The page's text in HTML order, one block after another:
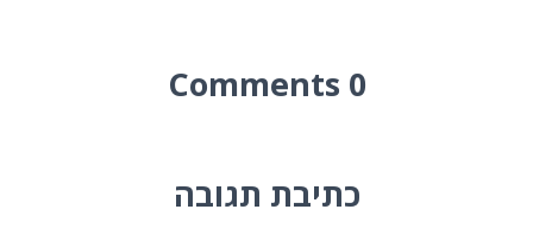
0 Comments
כתיבת תגובה